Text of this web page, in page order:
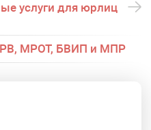
услуги для юрлиц
МРОТ, БВИП и МПР